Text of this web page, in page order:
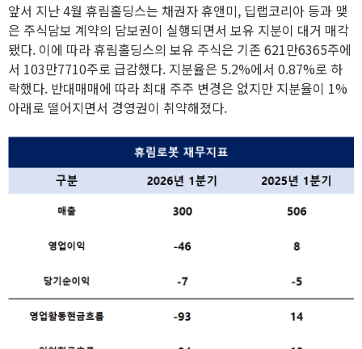
앞서 지난 4월 휴림홀딩스는 채권자 휴앤미, 딥랩코리아 등과 맺
은 주식담보 계약의 담보권이 실행되면서 보유 지분이 대거 매각
됐다. 이에 따라 휴림홀딩스의 보유 주식은 기존 621만6365주에
서 103만7710주로 급감했다. 지분율은 5.2%에서 0.87%로 하
락했다. 반대매매에 따라 최대 주주 변경은 없지만 지분율이 1%
아래로 떨어지면서 경영권이 취약해졌다.